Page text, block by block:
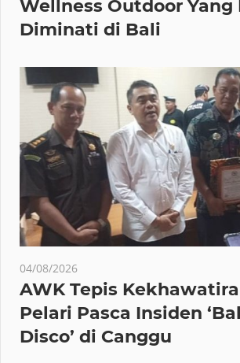
Wellness Outdoor Yang
Diminati di Bali
04/08/2026
AWK Tepis
Pelari Pasca Insiden
Disco’ di Canggu